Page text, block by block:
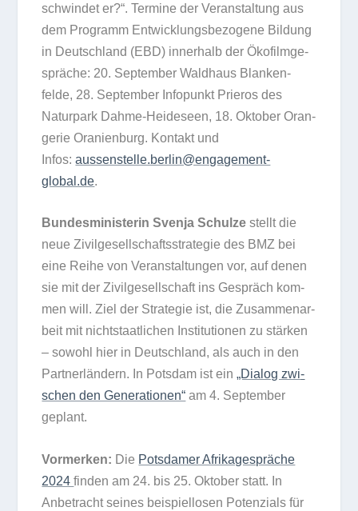
schwin­det er?“. Ter­mine der Ver­an­stal­tung aus
dem Pro­gramm Ent­wick­lungs­be­zo­gene Bil­dung
in Deutsch­land (EBD) inner­halb der Öko­film­ge­
sprä­che: 20. Sep­tem­ber Wald­haus Blan­ken­
felde, 28. Sep­tem­ber Info­punkt Prie­ros des
Natur­park Dahme-Hei­de­seen, 18. Okto­ber Oran­
ge­rie Ora­ni­en­burg. Kon­takt und
Infos:aussenstelle.berlin@engagement-
global.de.
Bun­des­mi­nis­te­rin Svenja Schulze stellt die
neue Zivil­ge­sell­schafts­stra­te­gie des BMZ bei
eine Reihe von Ver­an­stal­tun­gen vor, auf denen
sie mit der Zivil­ge­sell­schaft ins Gespräch kom­
men will. Ziel der Stra­te­gie ist, die Zusam­men­ar­
beit mit nicht­staat­li­chen Insti­tu­tio­nen zu stär­ken
– sowohl hier in Deutsch­land, als auch in den
Part­ner­län­dern. In Pots­dam ist ein„Dia­log zwi­
schen den Gene­ra­tio­nen“ am 4. Sep­tem­ber
geplant.
Vor­mer­ken: Die Pots­da­mer Afri­ka­ge­sprä­che
2024fin­den am 24. bis 25. Okto­ber statt. In
Anbe­tracht sei­nes bei­spiel­lo­sen Poten­zi­als für